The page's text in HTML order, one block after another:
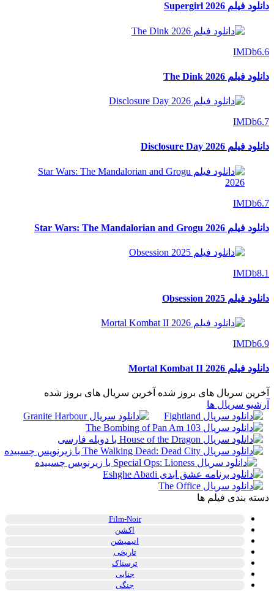
دانلود فیلم Supergirl 2026
IMDb6.6
دانلود فیلم The Dink 2026
IMDb6.7
دانلود فیلم Disclosure Day 2026
IMDb6.7
دانلود فیلم Star Wars: The Mandalorian and Grogu 2026
IMDb8.1
دانلود فیلم Obsession 2025
IMDb6.9
دانلود فیلم Mortal Kombat II 2026
آخرین سریال های بروز شده آخرین سریال های بروز شده
آرشیو سریال ها
دسته بندی فیلم ها
Film-Noir
اکشن
انیمیشن
تاریخی
ترسناک
جنایی
جنگی